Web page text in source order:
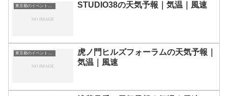
東京都のイベント会場一覧 STUDIO38の天気予報｜気温｜風速
東京都のイベント会場一覧
虎ノ門ヒルズフォーラムの天気予報｜
気温｜風速